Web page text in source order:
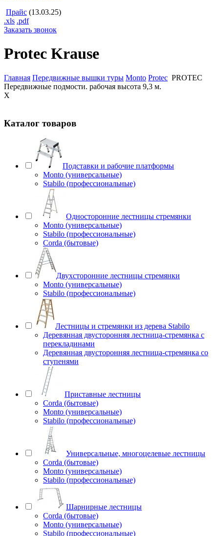
Прайс (13.03.25)
.xls .pdf
Заказать звонок
Protec Krause
Главная Передвижные вышки туры Monto Protec PROTEC
Передвижные подмости. рабочая высота 9,3 м.
X
Каталог товаров
Подставки и рабочие платформы
Monto (универсальные)
Stabilo (профессиональные)
Односторонние лестницы стремянки
Monto (универсальные)
Stabilo (профессиональные)
Corda (бытовые)
Двухсторонние лестницы стремянки
Monto (универсальные)
Stabilo (профессиональные)
Лестницы и стремянки из дерева Stabilo
Деревянная двусторонняя лестница-стремянка с
перекладинами
Деревянная двусторонняя лестница-стремянка со
ступенями
Приставные лестницы
Corda (бытовые)
Monto (универсальные)
Stabilo (профессиональные)
Универсальные, многоцелевые лестницы
Corda (бытовые)
Monto (универсальные)
Stabilo (профессиональные)
Шарнирные лестницы
Corda (бытовые)
Monto (универсальные)
Stabilo (профессиональные)